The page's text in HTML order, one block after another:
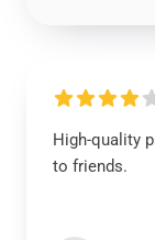
High-quality
to friends.